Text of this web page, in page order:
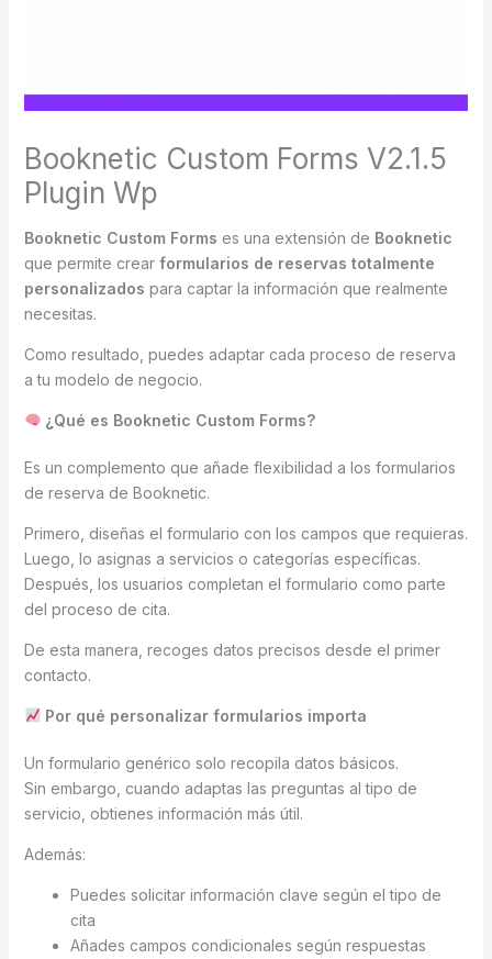
Booknetic Custom Forms V2.1.5
Plugin Wp
Booknetic Custom Forms es una extensión de Booknetic
que permite crear formularios de reservas totalmente
personalizados para captar la información que realmente
necesitas.
Como resultado, puedes adaptar cada proceso de reserva
a tu modelo de negocio.
¿Qué es Booknetic Custom Forms?
Es un complemento que añade flexibilidad a los formularios
de reserva de Booknetic.
Primero, diseñas el formulario con los campos que requieras.
Luego, lo asignas a servicios o categorías específicas.
Después, los usuarios completan el formulario como parte
del proceso de cita.
De esta manera, recoges datos precisos desde el primer
contacto.
Por qué personalizar formularios importa
Un formulario genérico solo recopila datos básicos.
Sin embargo, cuando adaptas las preguntas al tipo de
servicio, obtienes información más útil.
Además:
Puedes solicitar información clave según el tipo de
cita
Añades campos condicionales según respuestas